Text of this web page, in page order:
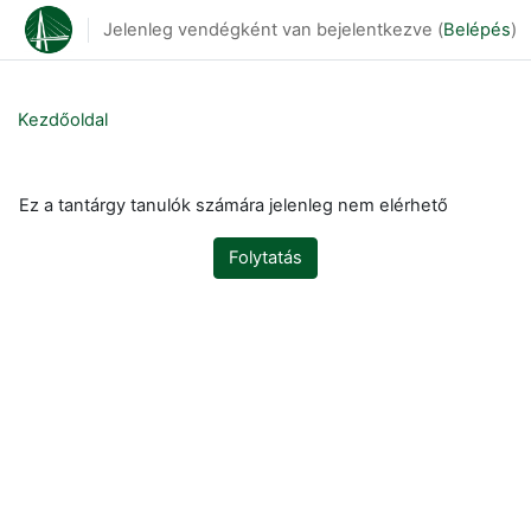
Tovább a fő tartalomhoz
Jelenleg vendégként van bejelentkezve (Belépés)
Kezdőoldal
Ez a tantárgy tanulók számára jelenleg nem elérhető
Folytatás